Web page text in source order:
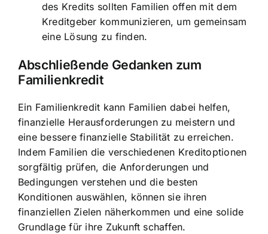
des Kredits sollten Familien offen mit dem
Kreditgeber kommunizieren, um gemeinsam
eine Lösung zu finden.
Abschließende Gedanken zum
Familienkredit
Ein Familienkredit kann Familien dabei helfen,
finanzielle Herausforderungen zu meistern und
eine bessere finanzielle Stabilität zu erreichen.
Indem Familien die verschiedenen Kreditoptionen
sorgfältig prüfen, die Anforderungen und
Bedingungen verstehen und die besten
Konditionen auswählen, können sie ihren
finanziellen Zielen näherkommen und eine solide
Grundlage für ihre Zukunft schaffen.